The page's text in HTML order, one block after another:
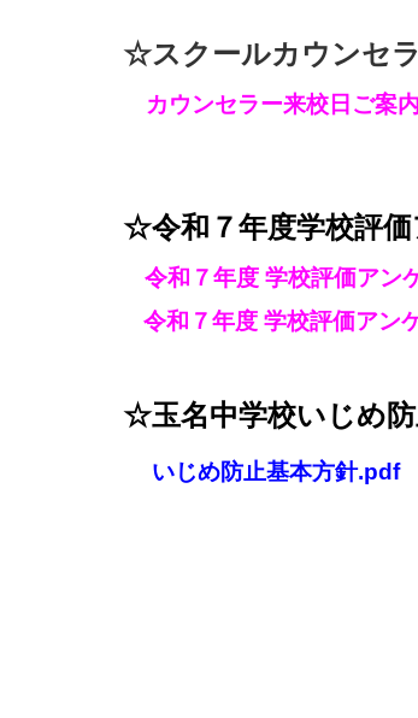
☆スクールカウンセ
カウンセラー来校日ご案
☆令和７年度学校評
令和７年度 学校評価アン
令和７年度 学校評価アン
☆玉名中学校いじめ
いじめ防止基本方針.pdf